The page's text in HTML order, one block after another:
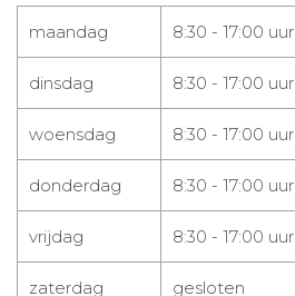
maandag 8:30 - 17:00 uur
dinsdag 8:30 - 17:00 uur
woensdag 8:30 - 17:00 uur
donderdag 8:30 - 17:00 uur
vrijdag 8:30 - 17:00 uur
zaterdag gesloten